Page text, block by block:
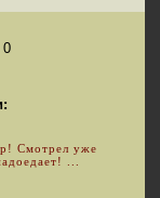
0
Смотрел уже
...